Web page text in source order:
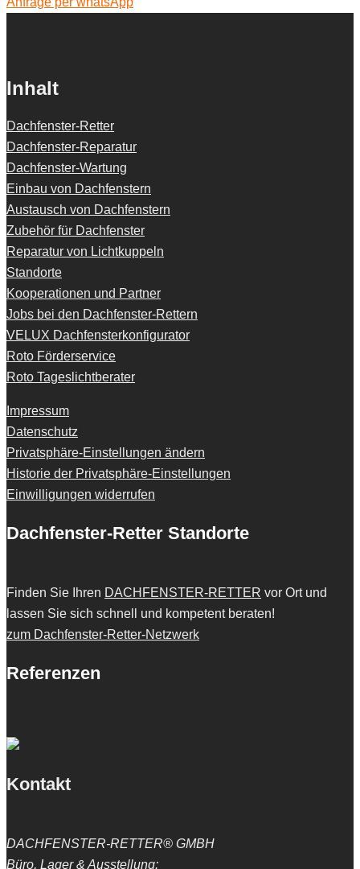
Inhalt
Dachfenster-Retter
Dachfenster-Reparatur
Dachfenster-Wartung
Einbau von Dachfenstern
Austausch von Dachfenstern
Zubehör für Dachfenster
Reparatur von Lichtkuppeln
Standorte
Kooperationen und Partner
Jobs bei den Dachfenster-Rettern
VELUX Dachfensterkonfigurator
Roto Förderservice
Roto Tageslichtberater
Impressum
Datenschutz
Privatsphäre-Einstellungen ändern
Historie der Privatsphäre-Einstellungen
Einwilligungen widerrufen
Dachfenster-Retter Standorte
Finden Sie Ihren DACHFENSTER-RETTER vor Ort und
lassen Sie sich schnell und kompetent beraten!
zum Dachfenster-Retter-Netzwerk
Referenzen
Kontakt
DACHFENSTER-RETTER® GMBH
Büro, Lager & Ausstellung: